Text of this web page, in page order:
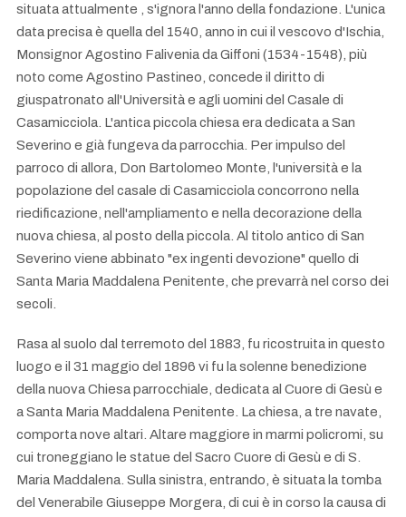
situata attualmente , s'ignora l'anno della fondazione. L'unica
data precisa è quella del 1540, anno in cui il vescovo d'Ischia,
Monsignor Agostino Falivenia da Giffoni (1534-1548), più
noto come Agostino Pastineo, concede il diritto di
giuspatronato all'Università e agli uomini del Casale di
Casamicciola. L'antica piccola chiesa era dedicata a San
Severino e già fungeva da parrocchia. Per impulso del
parroco di allora, Don Bartolomeo Monte, l'università e la
popolazione del casale di Casamicciola concorrono nella
riedificazione, nell'ampliamento e nella decorazione della
nuova chiesa, al posto della piccola. Al titolo antico di San
Severino viene abbinato "ex ingenti devozione" quello di
Santa Maria Maddalena Penitente, che prevarrà nel corso dei
secoli.
Rasa al suolo dal terremoto del 1883, fu ricostruita in questo
luogo e il 31 maggio del 1896 vi fu la solenne benedizione
della nuova Chiesa parrocchiale, dedicata al Cuore di Gesù e
a Santa Maria Maddalena Penitente. La chiesa, a tre navate,
comporta nove altari. Altare maggiore in marmi policromi, su
cui troneggiano le statue del Sacro Cuore di Gesù e di S.
Maria Maddalena. Sulla sinistra, entrando, è situata la tomba
del Venerabile Giuseppe Morgera, di cui è in corso la causa di